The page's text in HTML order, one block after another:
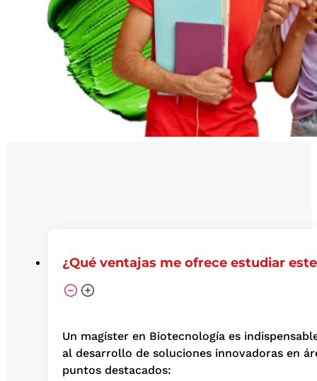
¿Qué ventajas me ofrece estudiar
Un magíster en Biotecnología es
al desarrollo de soluciones innovadoras en
puntos destacados: